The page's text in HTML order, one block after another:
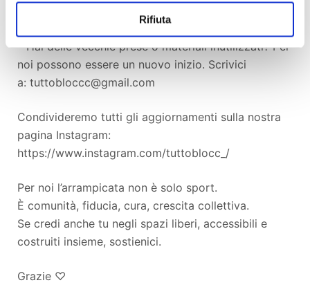
Rifiuta
* Hai delle vecchie prese o materiali inutilizzati? Per
noi possono essere un nuovo inizio. Scrivici
a: tuttobloccc@gmail.com
Condivideremo tutti gli aggiornamenti sulla nostra
pagina Instagram:
https://www.instagram.com/tuttoblocc_/
Per noi l’arrampicata non è solo sport.
È comunità, fiducia, cura, crescita collettiva.
Se credi anche tu negli spazi liberi, accessibili e
costruiti insieme, sostienici.
Grazie ♡